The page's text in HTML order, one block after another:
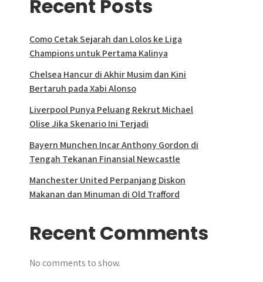
Recent Posts
Como Cetak Sejarah dan Lolos ke Liga
Champions untuk Pertama Kalinya
Chelsea Hancur di Akhir Musim dan Kini
Bertaruh pada Xabi Alonso
Liverpool Punya Peluang Rekrut Michael
Olise Jika Skenario Ini Terjadi
Bayern Munchen Incar Anthony Gordon di
Tengah Tekanan Finansial Newcastle
Manchester United Perpanjang Diskon
Makanan dan Minuman di Old Trafford
Recent Comments
No comments to show.